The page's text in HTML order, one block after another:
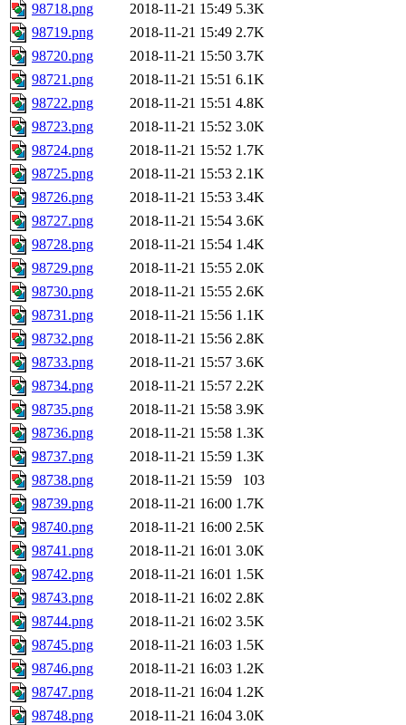
98718.png
2018-11-21 15:49 5.3K
98719.png
2018-11-21 15:49 2.7K
98720.png
2018-11-21 15:50 3.7K
98721.png
2018-11-21 15:51 6.1K
98722.png
2018-11-21 15:51 4.8K
98723.png
2018-11-21 15:52 3.0K
98724.png
2018-11-21 15:52 1.7K
98725.png
2018-11-21 15:53 2.1K
98726.png
2018-11-21 15:53 3.4K
98727.png
2018-11-21 15:54 3.6K
98728.png
2018-11-21 15:54 1.4K
98729.png
2018-11-21 15:55 2.0K
98730.png
2018-11-21 15:55 2.6K
98731.png
2018-11-21 15:56 1.1K
98732.png
2018-11-21 15:56 2.8K
98733.png
2018-11-21 15:57 3.6K
98734.png
2018-11-21 15:57 2.2K
98735.png
2018-11-21 15:58 3.9K
98736.png
2018-11-21 15:58 1.3K
98737.png
2018-11-21 15:59 1.3K
98738.png
2018-11-21 15:59
103
98739.png
2018-11-21 16:00 1.7K
98740.png
2018-11-21 16:00 2.5K
98741.png
2018-11-21 16:01 3.0K
98742.png
2018-11-21 16:01 1.5K
98743.png
2018-11-21 16:02 2.8K
98744.png
2018-11-21 16:02 3.5K
98745.png
2018-11-21 16:03 1.5K
98746.png
2018-11-21 16:03 1.2K
98747.png
2018-11-21 16:04 1.2K
98748.png
2018-11-21 16:04 3.0K